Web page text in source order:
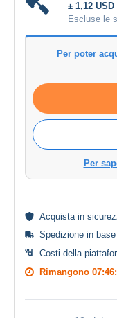
± 1,12 USD
Escluse le
Per poter
Per
Acquista in
Spedizione in
Costi della
Rimangono